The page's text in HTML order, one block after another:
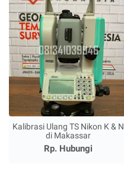
Kalibrasi Ulang TS Nikon K & N
di Makassar
Rp. Hubungi